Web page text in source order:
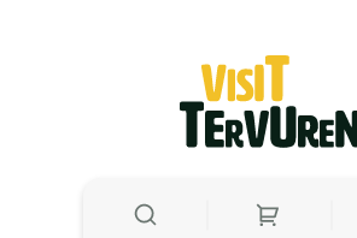
Visit Tervuren
SUCHE EIN-/HOHE